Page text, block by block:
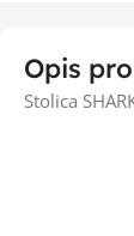
Opis
Stolica